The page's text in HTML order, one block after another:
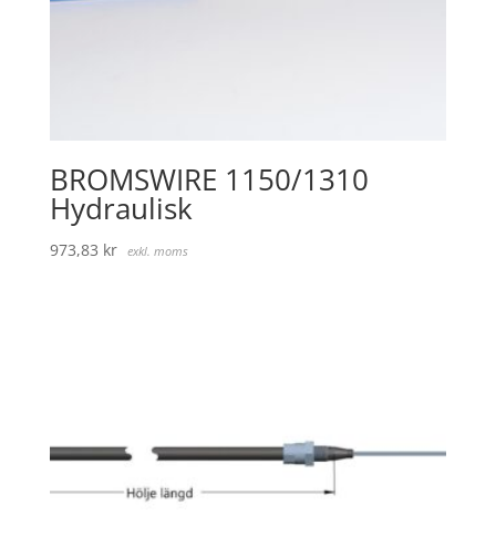
BROMSWIRE 1150/1310
Hydraulisk
973,83 kr exkl. moms